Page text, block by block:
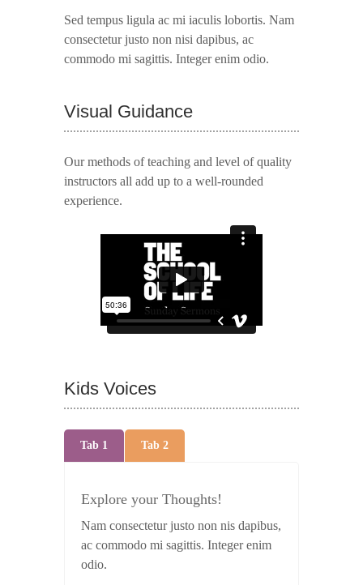
Sed tempus ligula ac mi iaculis lobortis. Nam
consectetur justo non nisi dapibus, ac
commodo mi sagittis. Integer enim odio.
Visual Guidance
Our methods of teaching and level of quality
instructors all add up to a well-rounded
experience.
Kids Voices
Tab 1 Tab 2
Explore your Thoughts!
Nam consectetur justo non nis dapibus,
ac commodo mi sagittis. Integer enim
odio.